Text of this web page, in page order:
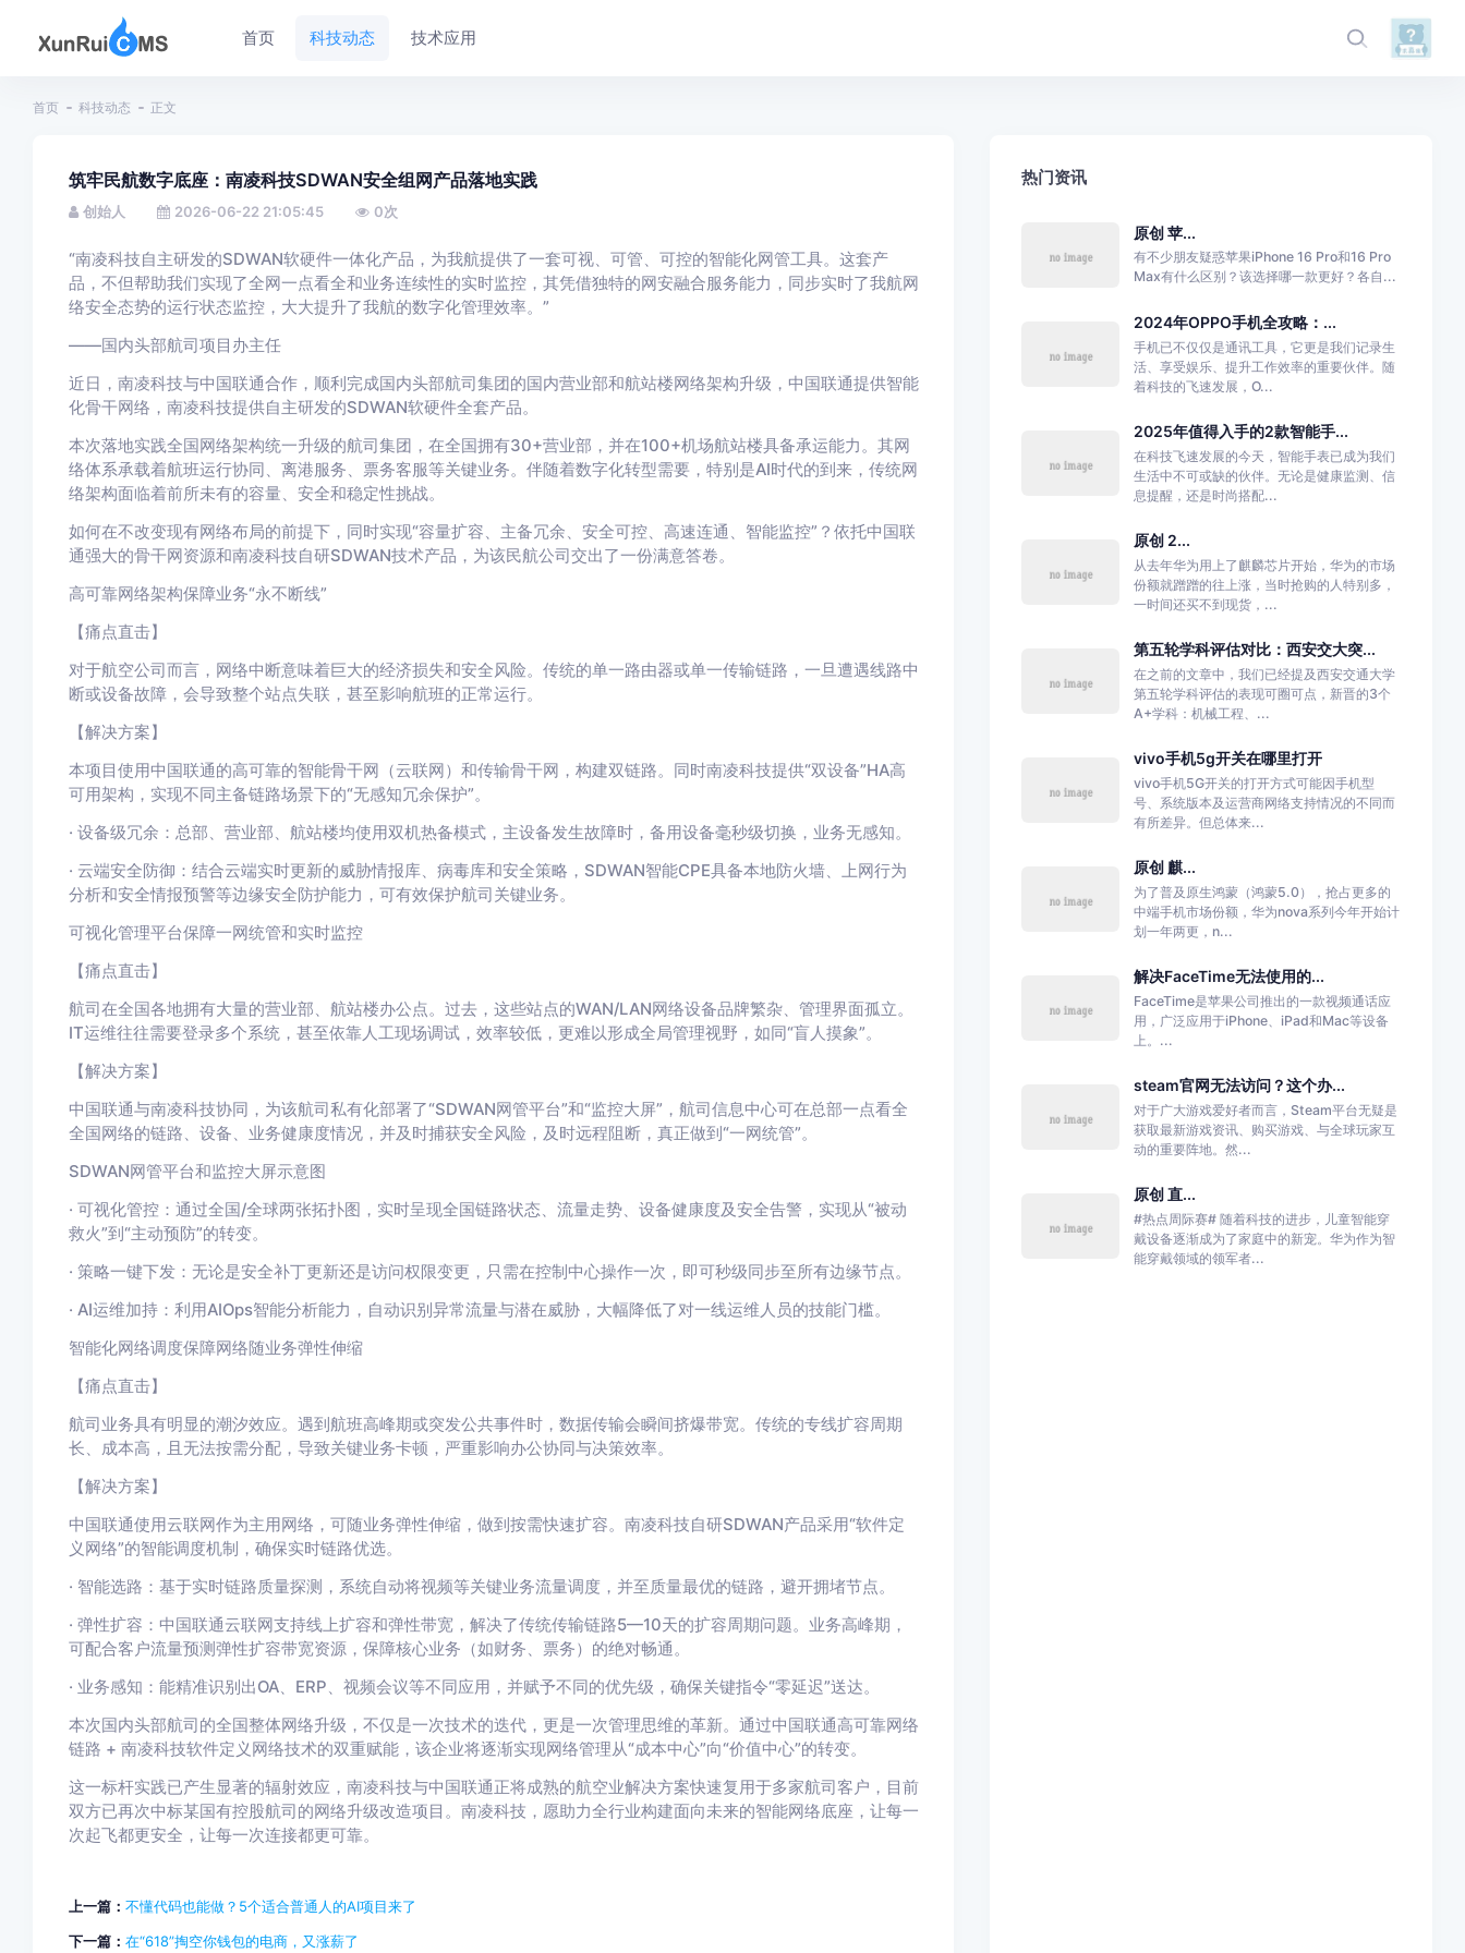
首页 科技动态 技术应用
首页 科技动态 正文
筑牢民航数字底座：南凌科技SDWAN安全组网产品落地实践
创始人 2026-06-22 21:05:45 0次
“南凌科技自主研发的SDWAN软硬件一体化产品，为我航提供了一套可视、可管、可控的智能化网管工具。这套产
品，不但帮助我们实现了全网一点看全和业务连续性的实时监控，其凭借独特的网安融合服务能力，同步实时了我航网
络安全态势的运行状态监控，大大提升了我航的数字化管理效率。”
——国内头部航司项目办主任
近日，南凌科技与中国联通合作，顺利完成国内头部航司集团的国内营业部和航站楼网络架构升级，中国联通提供智能
化骨干网络，南凌科技提供自主研发的SDWAN软硬件全套产品。
本次落地实践全国网络架构统一升级的航司集团，在全国拥有30+营业部，并在100+机场航站楼具备承运能力。其网
络体系承载着航班运行协同、离港服务、票务客服等关键业务。伴随着数字化转型需要，特别是AI时代的到来，传统网
络架构面临着前所未有的容量、安全和稳定性挑战。
如何在不改变现有网络布局的前提下，同时实现“容量扩容、主备冗余、安全可控、高速连通、智能监控”？依托中国联
通强大的骨干网资源和南凌科技自研SDWAN技术产品，为该民航公司交出了一份满意答卷。
高可靠网络架构保障业务“永不断线”
【痛点直击】
对于航空公司而言，网络中断意味着巨大的经济损失和安全风险。传统的单一路由器或单一传输链路，一旦遭遇线路中
断或设备故障，会导致整个站点失联，甚至影响航班的正常运行。
【解决方案】
本项目使用中国联通的高可靠的智能骨干网（云联网）和传输骨干网，构建双链路。同时南凌科技提供“双设备”HA高
可用架构，实现不同主备链路场景下的“无感知冗余保护”。
· 设备级冗余：总部、营业部、航站楼均使用双机热备模式，主设备发生故障时，备用设备毫秒级切换，业务无感知。
· 云端安全防御：结合云端实时更新的威胁情报库、病毒库和安全策略，SDWAN智能CPE具备本地防火墙、上网行为
分析和安全情报预警等边缘安全防护能力，可有效保护航司关键业务。
可视化管理平台保障一网统管和实时监控
【痛点直击】
航司在全国各地拥有大量的营业部、航站楼办公点。过去，这些站点的WAN/LAN网络设备品牌繁杂、管理界面孤立。
IT运维往往需要登录多个系统，甚至依靠人工现场调试，效率较低，更难以形成全局管理视野，如同“盲人摸象”。
【解决方案】
中国联通与南凌科技协同，为该航司私有化部署了“SDWAN网管平台”和“监控大屏”，航司信息中心可在总部一点看全
全国网络的链路、设备、业务健康度情况，并及时捕获安全风险，及时远程阻断，真正做到“一网统管”。
SDWAN网管平台和监控大屏示意图
· 可视化管控：通过全国/全球两张拓扑图，实时呈现全国链路状态、流量走势、设备健康度及安全告警，实现从“被动
救火”到“主动预防”的转变。
· 策略一键下发：无论是安全补丁更新还是访问权限变更，只需在控制中心操作一次，即可秒级同步至所有边缘节点。
· AI运维加持：利用AIOps智能分析能力，自动识别异常流量与潜在威胁，大幅降低了对一线运维人员的技能门槛。
智能化网络调度保障网络随业务弹性伸缩
【痛点直击】
航司业务具有明显的潮汐效应。遇到航班高峰期或突发公共事件时，数据传输会瞬间挤爆带宽。传统的专线扩容周期
长、成本高，且无法按需分配，导致关键业务卡顿，严重影响办公协同与决策效率。
【解决方案】
中国联通使用云联网作为主用网络，可随业务弹性伸缩，做到按需快速扩容。南凌科技自研SDWAN产品采用“软件定
义网络”的智能调度机制，确保实时链路优选。
· 智能选路：基于实时链路质量探测，系统自动将视频等关键业务流量调度，并至质量最优的链路，避开拥堵节点。
· 弹性扩容：中国联通云联网支持线上扩容和弹性带宽，解决了传统传输链路5—10天的扩容周期问题。业务高峰期，
可配合客户流量预测弹性扩容带宽资源，保障核心业务（如财务、票务）的绝对畅通。
· 业务感知：能精准识别出OA、ERP、视频会议等不同应用，并赋予不同的优先级，确保关键指令“零延迟”送达。
本次国内头部航司的全国整体网络升级，不仅是一次技术的迭代，更是一次管理思维的革新。通过中国联通高可靠网络
链路 + 南凌科技软件定义网络技术的双重赋能，该企业将逐渐实现网络管理从“成本中心”向“价值中心”的转变。
这一标杆实践已产生显著的辐射效应，南凌科技与中国联通正将成熟的航空业解决方案快速复用于多家航司客户，目前
双方已再次中标某国有控股航司的网络升级改造项目。南凌科技，愿助力全行业构建面向未来的智能网络底座，让每一
次起飞都更安全，让每一次连接都更可靠。
上一篇： 不懂代码也能做？5个适合普通人的AI项目来了
下一篇： 在“618”掏空你钱包的电商，又涨薪了
热门资讯
原创 苹...
有不少朋友疑惑苹果iPhone 16 Pro和16 Pro
Max有什么区别？该选择哪一款更好？各自...
2024年OPPO手机全攻略：...
手机已不仅仅是通讯工具，它更是我们记录生
活、享受娱乐、提升工作效率的重要伙伴。随
着科技的飞速发展，O...
2025年值得入手的2款智能手...
在科技飞速发展的今天，智能手表已成为我们
生活中不可或缺的伙伴。无论是健康监测、信
息提醒，还是时尚搭配...
原创 2...
从去年华为用上了麒麟芯片开始，华为的市场
份额就蹭蹭的往上涨，当时抢购的人特别多，
一时间还买不到现货，...
第五轮学科评估对比：西安交大突...
在之前的文章中，我们已经提及西安交通大学
第五轮学科评估的表现可圈可点，新晋的3个
A+学科：机械工程、...
vivo手机5g开关在哪里打开
vivo手机5G开关的打开方式可能因手机型
号、系统版本及运营商网络支持情况的不同而
有所差异。但总体来...
原创 麒...
为了普及原生鸿蒙（鸿蒙5.0），抢占更多的
中端手机市场份额，华为nova系列今年开始计
划一年两更，n...
解决FaceTime无法使用的...
FaceTime是苹果公司推出的一款视频通话应
用，广泛应用于iPhone、iPad和Mac等设备
上。...
steam官网无法访问？这个办...
对于广大游戏爱好者而言，Steam平台无疑是
获取最新游戏资讯、购买游戏、与全球玩家互
动的重要阵地。然...
原创 直...
#热点周际赛# 随着科技的进步，儿童智能穿
戴设备逐渐成为了家庭中的新宠。华为作为智
能穿戴领域的领军者...